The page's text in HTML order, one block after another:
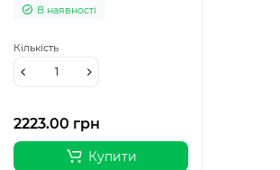
В наявності
2223.00 грн
Кількість
Купити